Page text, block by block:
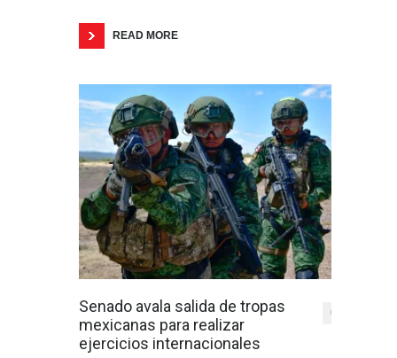
READ MORE
Senado avala salida de tropas
mexicanas para realizar
ejercicios internacionales
0